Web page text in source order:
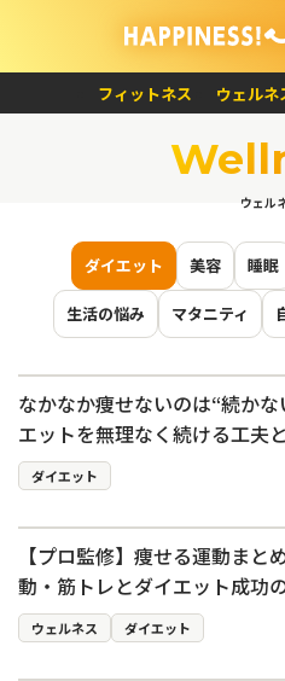
フィットネス ウェルネ
ウェル
ダイエット 美容 睡眠
生活の悩み マタニティ
なかなか痩せないのは“続か
エットを無理なく続ける工夫
ダイエット
【プロ監修】痩せる運動ま
動・筋トレとダイエット成功
ウェルネス ダイエット